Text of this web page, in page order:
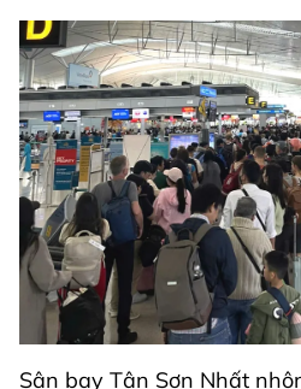
Sân bay Tân Sơn Nhất